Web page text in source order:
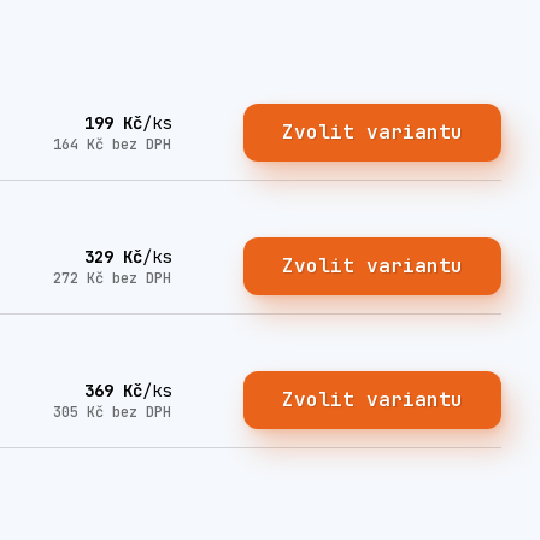
199 Kč/ks
164 Kč bez DPH Zvolit variantu
329 Kč/ks
272 Kč bez DPH Zvolit variantu
369 Kč/ks
305 Kč bez DPH Zvolit variantu